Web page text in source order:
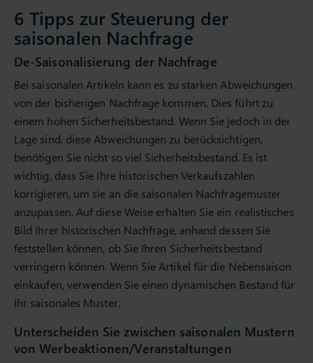
6 Tipps zur Steuerung der
saisonalen Nachfrage
De-Saisonalisierung der Nachfrage
Bei saisonalen Artikeln kann es zu starken Abweichungen
von der bisherigen Nachfrage kommen. Dies führt zu
einem hohen Sicherheitsbestand. Wenn Sie jedoch in der
Lage sind, diese Abweichungen zu berücksichtigen,
benötigen Sie nicht so viel Sicherheitsbestand. Es ist
wichtig, dass Sie Ihre historischen Verkaufszahlen
korrigieren, um sie an die saisonalen Nachfragemuster
anzupassen. Auf diese Weise erhalten Sie ein realistisches
Bild Ihrer historischen Nachfrage, anhand dessen Sie
feststellen können, ob Sie Ihren Sicherheitsbestand
verringern können. Wenn Sie Artikel für die Nebensaison
einkaufen, verwenden Sie einen dynamischen Bestand für
Ihr saisonales Muster.
Unterscheiden Sie zwischen saisonalen Mustern
von Werbeaktionen/Veranstaltungen